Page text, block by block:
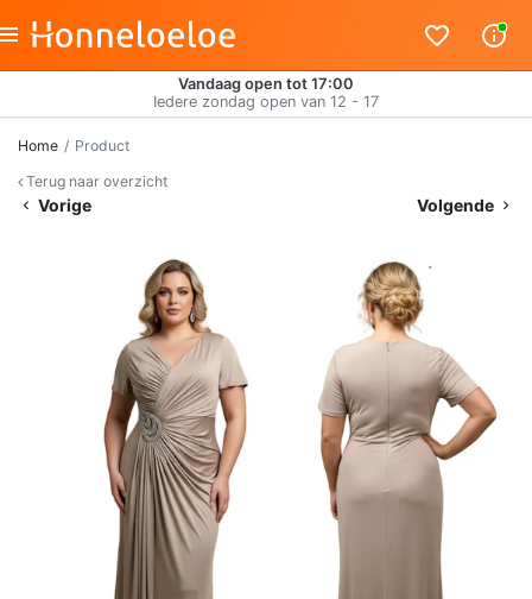
Vandaag open tot 17:00
Iedere zondag open van 12 - 17
Home
Product
Terug naar overzicht
Vorige Volgende